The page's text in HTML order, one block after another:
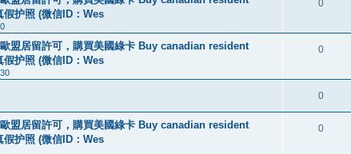
护照 (微信ID：Wes
0
盟居留許可，購買美國綠卡 Buy canadian resident
护照 (微信ID：Wes
0
0
盟居留許可，購買美國綠卡 Buy canadian resident
护照 (微信ID：Wes
0